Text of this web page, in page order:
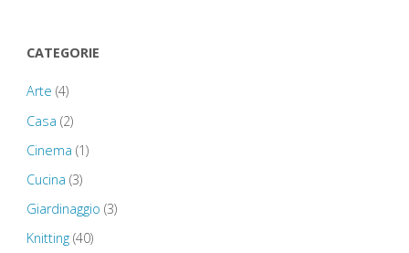
CATEGORIE
Arte (4)
Casa (2)
Cinema (1)
Cucina (3)
Giardinaggio (3)
Knitting(40)